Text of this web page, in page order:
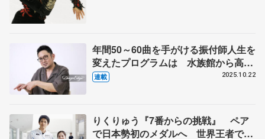
年間50～60曲を手がける振付師人生を
変えたプログラムは 水族館から高橋
大輔さん、美術館から宇野昌磨さんの
連載 2025.10.22
りくりゅう『7番からの挑戦』 ペア
で日本勢初のメダルへ 世界王者でも